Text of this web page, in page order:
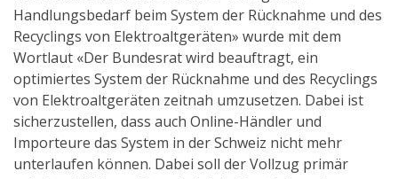
Handlungsbedarf beim System der Rücknahme und des
Recyclings von Elektroaltgeräten» wurde mit dem
Wortlaut «Der Bundesrat wird beauftragt, ein
optimiertes System der Rücknahme und des Recyclings
von Elektroaltgeräten zeitnah umzusetzen. Dabei ist
sicherzustellen, dass auch Online-Händler und
Importeure das System in der Schweiz nicht mehr
unterlaufen können. Dabei soll der Vollzug primär